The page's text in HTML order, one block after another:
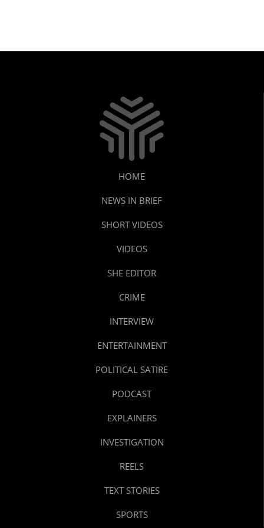
HOME
NEWS IN BRIEF
SHORT VIDEOS
VIDEOS
SHE EDITOR
CRIME
INTERVIEW
ENTERTAINMENT
POLITICAL SATIRE
PODCAST
EXPLAINERS
INVESTIGATION
REELS
TEXT STORIES
SPORTS